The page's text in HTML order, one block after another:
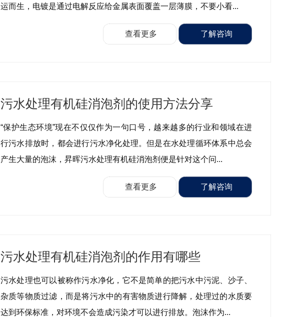
运而生，电镀是通过电解反应给金属表面覆盖一层薄膜，不要小看...
查看更多 了解咨询
污水处理有机硅消泡剂的使用方法分享
“保护生态环境”现在不仅仅作为一句口号，越来越多的行业和领域在进
行污水排放时，都会进行污水净化处理。但是在水处理循环体系中总会
产生大量的泡沫，昇晖污水处理有机硅消泡剂便是针对这个问...
查看更多 了解咨询
污水处理有机硅消泡剂的作用有哪些
污水处理也可以被称作污水净化，它不是简单的把污水中污泥、沙子、
杂质等物质过滤，而是将污水中的有害物质进行降解，处理过的水质要
达到环保标准，对环境不会造成污染才可以进行排放。泡沫作为...